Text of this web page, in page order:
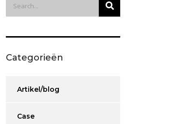
Categorieën
Artikel/blog
Case